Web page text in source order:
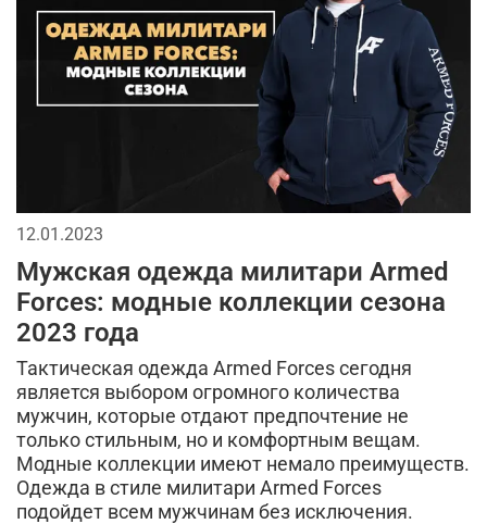
12.01.2023
Мужская одежда милитари Armed
Forces: модные коллекции сезона
2023 года
Тактическая одежда Armed Forces сегодня
является выбором огромного количества
мужчин, которые отдают предпочтение не
только стильным, но и комфортным вещам.
Модные коллекции имеют немало преимуществ.
Одежда в стиле милитари Armed Forces
подойдет всем мужчинам без исключения.